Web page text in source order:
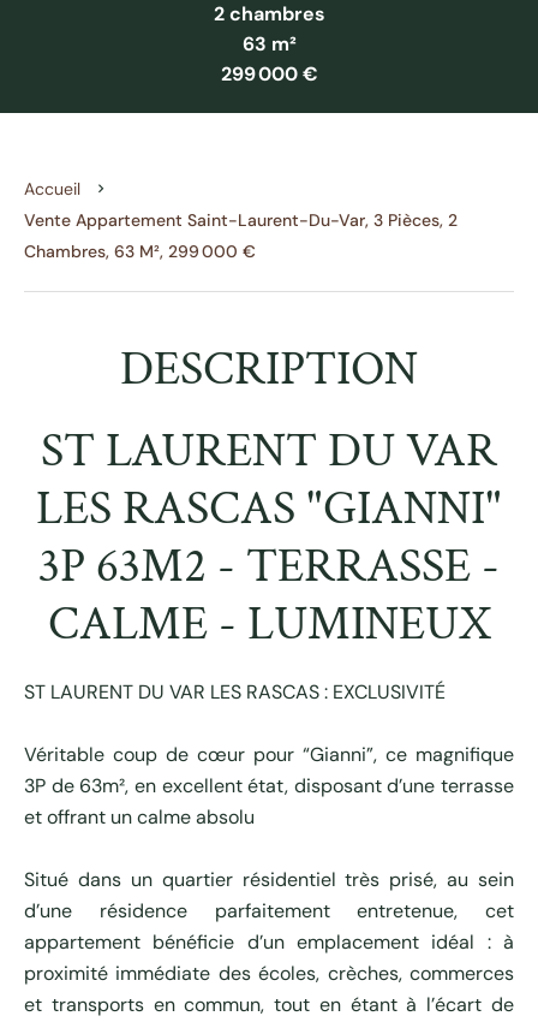
2 chambres
63 m²
299 000 €
Accueil
Vente Appartement Saint-Laurent-Du-Var, 3 Pièces, 2
Chambres, 63 M², 299 000 €
DESCRIPTION
ST LAURENT DU VAR
LES RASCAS "GIANNI"
3P 63M2 - TERRASSE -
CALME - LUMINEUX
ST LAURENT DU VAR LES RASCAS : EXCLUSIVITÉ
Véritable coup de cœur pour “Gianni”, ce magnifique
3P de 63m², en excellent état, disposant d’une terrasse
et offrant un calme absolu
Situé dans un quartier résidentiel très prisé, au sein
d’une résidence parfaitement entretenue, cet
appartement bénéficie d’un emplacement idéal : à
proximité immédiate des écoles, crèches, commerces
et transports en commun, tout en étant à l’écart de